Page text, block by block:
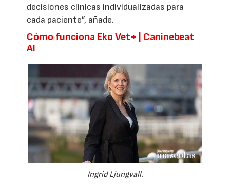
decisiones clínicas individualizadas para
cada paciente”, añade.
Cómo funciona Eko Vet+ | Caninebeat
AI
Ingrid Ljungvall.